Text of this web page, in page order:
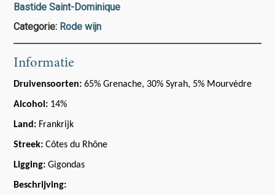
Bastide Saint-Dominique
Categorie: Rode wijn
Informatie
Druivensoorten:65% Grenache, 30% Syrah, 5% Mourvèdre
Alcohol: 14%
Land: Frankrijk
Streek:Côtes du Rhône
Ligging:Gigondas
Beschrijving: